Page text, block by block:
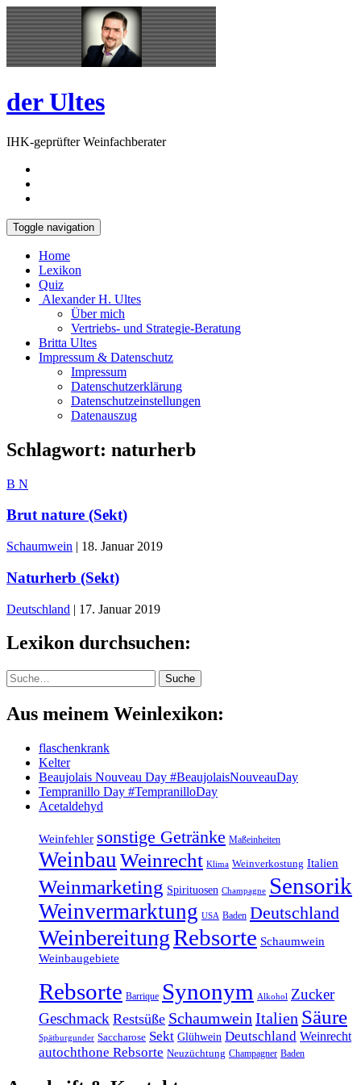
Skip
to
content
Open
Sidebar
der Ultes
IHK-geprüfter Weinfachberater
Toggle navigation
Home
Lexikon
Quiz
Alexander H. Ultes
Über mich
Vertriebs- und Strategie-Beratung
Britta Ultes
Impressum & Datenschutz
Impressum
Datenschutzerklärung
Datenschutzeinstellungen
Datenauszug
Schlagwort: naturherb
B N
Brut nature (Sekt)
Schaumwein | 18. Januar 2019
Naturherb (Sekt)
Deutschland | 17. Januar 2019
Lexikon durchsuchen:
Suche Suche
Aus meinem Weinlexikon:
flaschenkrank
Kelter
Beaujolais Nouveau Day #BeaujolaisNouveauDay
Tempranillo Day #TempranilloDay
Acetaldehyd
Weinfehler sonstige Getränke Maßeinheiten
WeinbauWeinrecht Klima Weinverkostung Italien
Weinmarketing Spirituosen Champagne Sensorik
Weinvermarktung USA Baden Deutschland
WeinbereitungRebsorte Schaumwein
Weinbaugebiete
Rebsorte Barrique Synonym Alkohol
Zucker
Geschmack Restsüße Schaumwein Italien Säure
Spätburgunder Saccharose Sekt Glühwein Deutschland Weinrecht
autochthone Rebsorte Neuzüchtung Champagner Baden